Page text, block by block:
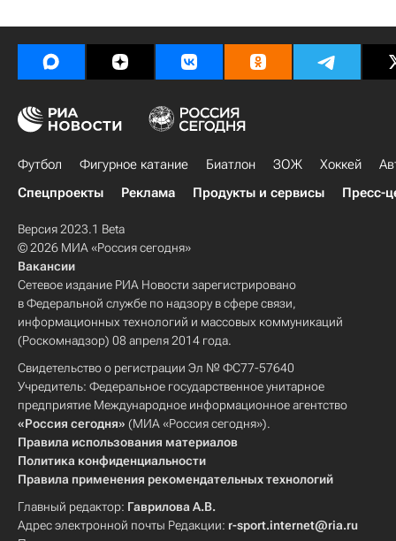
Футбол Фигурное катание Биатлон ЗОЖ Хоккей
Спецпроекты
Реклама Продукты и сервисы Пресс-
Версия 2023.1 Beta
© 2026 МИА «Россия сегодня»
Вакансии
Сетевое издание РИА Новости зарегистрировано
в Федеральной службе по надзору в сфере связи,
информационных технологий и массовых коммуникаций
(Роскомнадзор) 08 апреля 2014 года.
Свидетельство о регистрации Эл № ФС77-57640
Учредитель: Федеральное государственное унитарное
предприятие Международное информационное агентство
«Россия сегодня» (МИА «Россия сегодня»).
Правила использования материалов
Политика конфиденциальности
Правила применения рекомендательных технологий
Главный редактор: Гаврилова А.В.
Адрес электронной почты Редакции: r-sport.internet@ria.ru